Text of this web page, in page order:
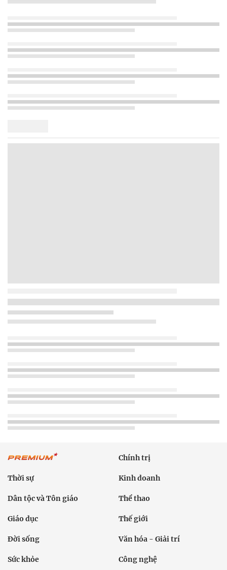
Chính trị
Thời sự Kinh doanh
Dân tộc và Tôn giáo Thể thao
Giáo dục Thế giới
Đời sống Văn hóa - Giải trí
Sức khỏe Công nghệ